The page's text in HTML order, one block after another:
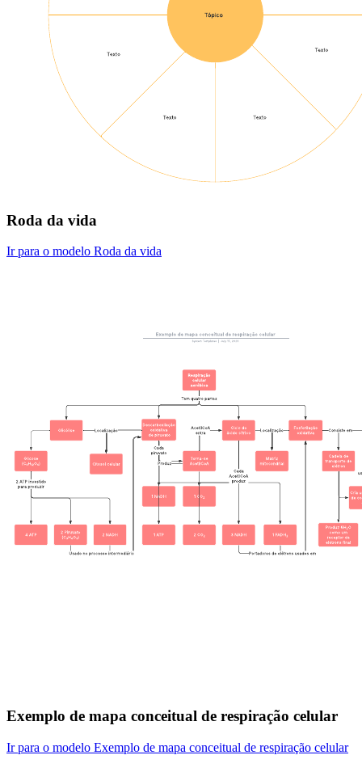
Roda da vida
Ir para o modelo Roda da vida
Exemplo de mapa conceitual de respiração celular
Ir para o modelo Exemplo de mapa conceitual de respiração celular